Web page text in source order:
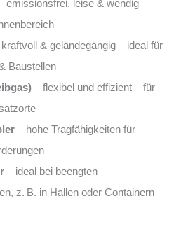
emissionsfrei, leise & wendig –
& geländegängig – ideal für
Baustellen
– flexibel und effizient – für
– hohe Tragfähigkeiten für
– ideal bei beengten
z. B. in Hallen oder Containern